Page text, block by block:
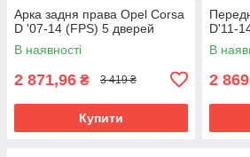
Арка задня права Opel Corsa
D '07-14 (FPS) 5 дверей
В наявності
2 871,96 ₴ 3 419 ₴
Купити
D'11-
В
2